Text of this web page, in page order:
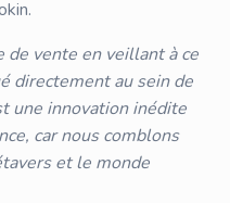
de vente en veillant à ce
directement au sein de
une innovation inédite
car nous comblons
et le monde